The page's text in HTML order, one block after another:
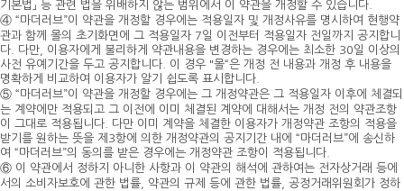
기본법」 등 관련 법을 위배하지 않는 범위에서 이 약관을 개정할 수 있습니다.
④ “마더러브”이 약관을 개정할 경우에는 적용일자 및 개정사유를 명시하여 현행약
관과 함께 몰의 초기화면에 그 적용일자 7일 이전부터 적용일자 전일까지 공지합니
다. 다만, 이용자에게 불리하게 약관내용을 변경하는 경우에는 최소한 30일 이상의
사전 유예기간을 두고 공지합니다. 이 경우 "몰“은 개정 전 내용과 개정 후 내용을
명확하게 비교하여 이용자가 알기 쉽도록 표시합니다.
⑤ “마더러브”이 약관을 개정할 경우에는 그 개정약관은 그 적용일자 이후에 체결되
는 계약에만 적용되고 그 이전에 이미 체결된 계약에 대해서는 개정 전의 약관조항
이 그대로 적용됩니다. 다만 이미 계약을 체결한 이용자가 개정약관 조항의 적용을
받기를 원하는 뜻을 제3항에 의한 개정약관의 공지기간 내에 “마더러브”에 송신하
여 “마더러브”의 동의를 받은 경우에는 개정약관 조항이 적용됩니다.
⑥ 이 약관에서 정하지 아니한 사항과 이 약관의 해석에 관하여는 전자상거래 등에
서의 소비자보호에 관한 법률, 약관의 규제 등에 관한 법률, 공정거래위원회가 정하